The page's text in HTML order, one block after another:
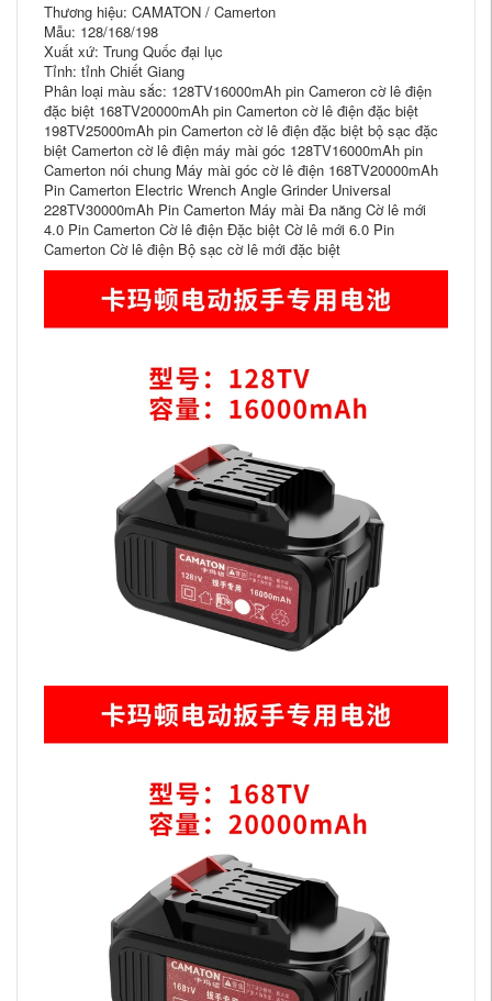
Thương hiệu: CAMATON / Camerton
Mẫu: 128/168/198
Xuất xứ: Trung Quốc đại lục
Tỉnh: tỉnh Chiết Giang
Phân loại màu sắc: 128TV16000mAh pin Cameron cờ lê điện
đặc biệt 168TV20000mAh pin Camerton cờ lê điện đặc biệt
198TV25000mAh pin Camerton cờ lê điện đặc biệt bộ sạc đặc
biệt Camerton cờ lê điện máy mài góc 128TV16000mAh pin
Camerton nói chung Máy mài góc cờ lê điện 168TV20000mAh
Pin Camerton Electric Wrench Angle Grinder Universal
228TV30000mAh Pin Camerton Máy mài Đa năng Cờ lê mới
4.0 Pin Camerton Cờ lê điện Đặc biệt Cờ lê mới 6.0 Pin
Camerton Cờ lê điện Bộ sạc cờ lê mới đặc biệt